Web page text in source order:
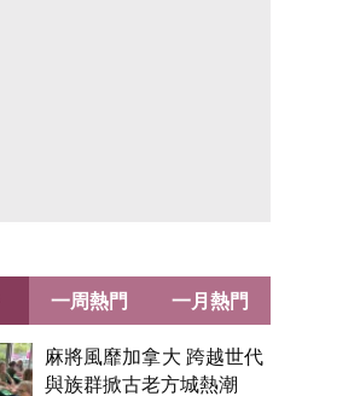
麻將風靡加拿大 跨越世代
與族群掀古老方城熱潮
一周熱門 一月熱門